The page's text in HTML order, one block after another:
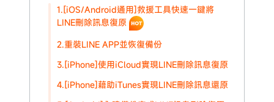
1.[iOS/Android通用]救援工具快速一鍵將
LINE刪除訊息復原
2.重裝LINE APP並恢復備份
3.[iPhone]使用iCloud實現LINE刪除訊息復原
4.[iPhone]藉助iTunes實現LINE刪除訊息還原